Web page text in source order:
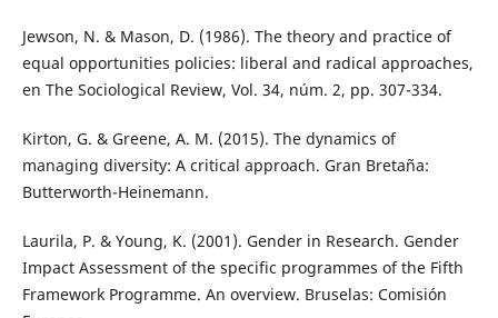
Jewson, N. & Mason, D. (1986). The theory and practice of
equal opportunities policies: liberal and radical approaches,
en The Sociological Review, Vol. 34, núm. 2, pp. 307-334.
Kirton, G. & Greene, A. M. (2015). The dynamics of
managing diversity: A critical approach. Gran Bretaña:
Butterworth-Heinemann.
Laurila, P. & Young, K. (2001). Gender in Research. Gender
Impact Assessment of the specific programmes of the Fifth
Framework Programme. An overview. Bruselas: Comisión